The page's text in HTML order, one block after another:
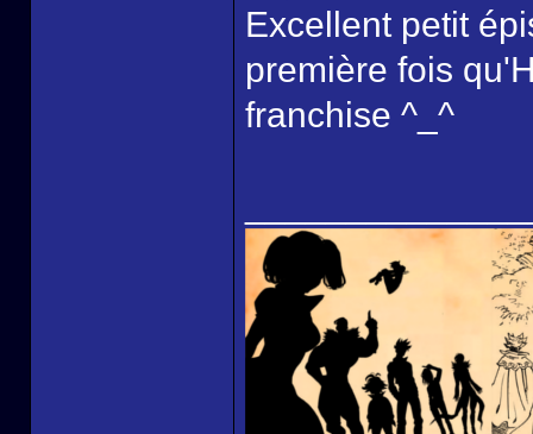
Excellent petit
première fois
franchise ^_^